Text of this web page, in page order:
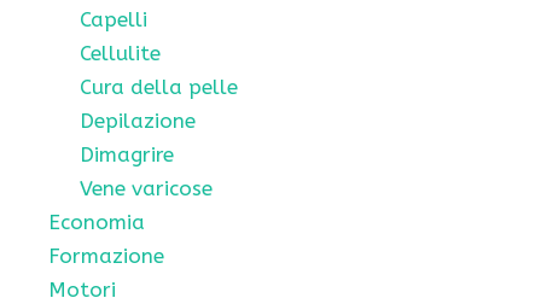
Capelli
Cellulite
Cura della pelle
Depilazione
Dimagrire
Vene varicose
Economia
Formazione
Motori